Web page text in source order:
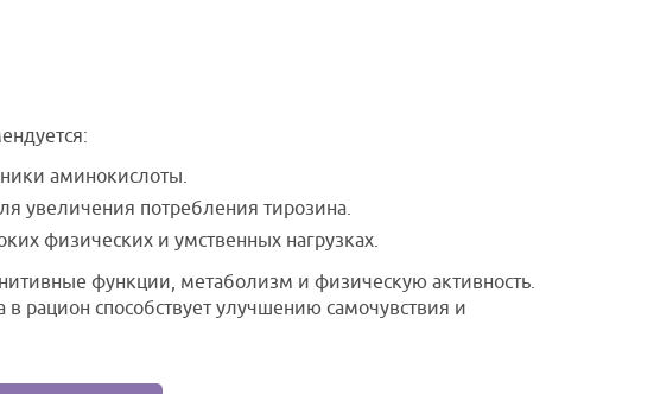
аминокислоты.
увеличения потребления тирозина.
физических и умственных нагрузках.
функции, метаболизм и физическую активность.
рацион способствует улучшению самочувствия и